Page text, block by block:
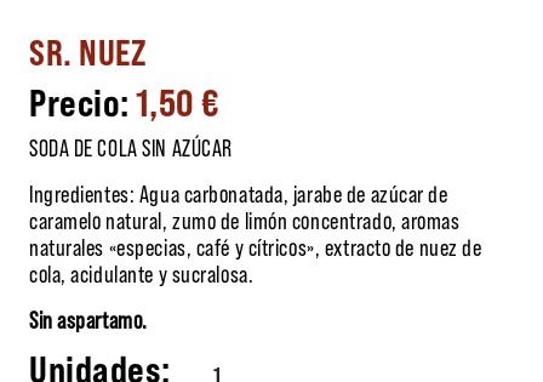
SR. NUEZ
1,50€
SODA DE COLA SIN AZÚCAR
Ingredientes: Agua carbonatada, jarabe de azúcar de
caramelo natural, zumo de limón concentrado, aromas
naturales «especias, café y cítricos», extracto de nuez de
cola, acidulante y sucralosa.
Sin aspartamo.
SR. NUEZ cantidad